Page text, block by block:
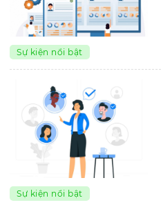
Sự kiện nổi bật
Sự kiện nổi bật